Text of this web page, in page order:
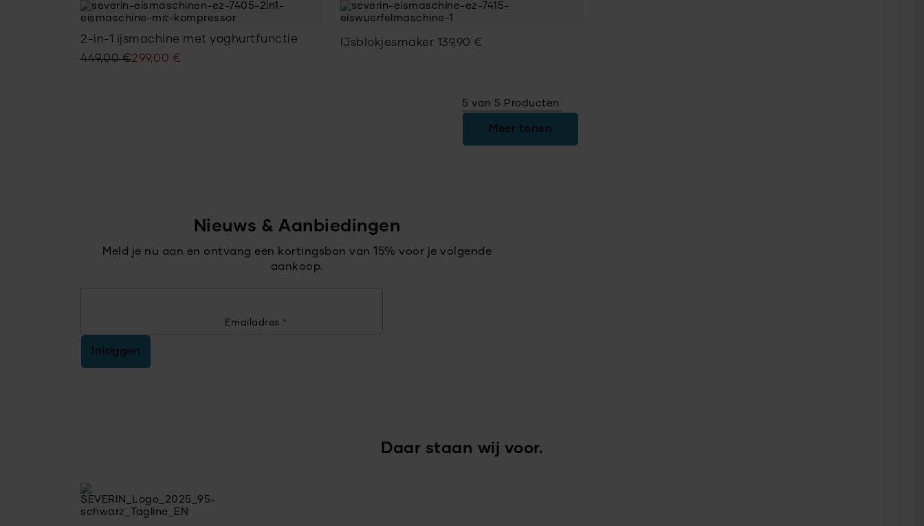
2-in-1 ijsmachine met yoghurtfunctie
449,00€
Oorspronkelijke
299,00 €
Huidige
IJsblokjesmaker 139,90€
5 van 5 Producten
Meer tonen
Nieuws & Aanbiedingen
Meld je nu aan en ontvang een kortingsbon van 15% voor je volgende
aankoop.
Emailadres *
Inloggen
Daar staan wij voor.